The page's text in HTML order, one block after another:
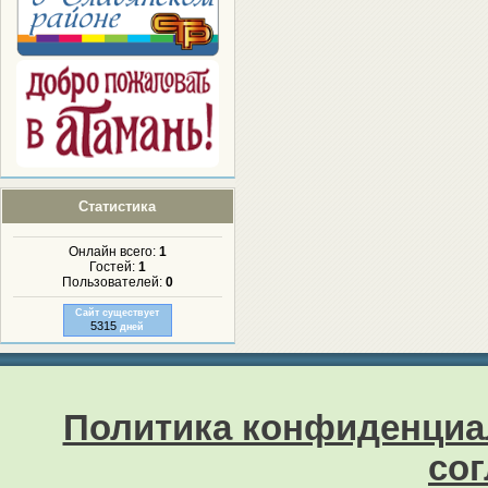
Статистика
Онлайн всего: 1
Гостей: 1
Пользователей: 0
Сайт существует
5315 дней
Политика